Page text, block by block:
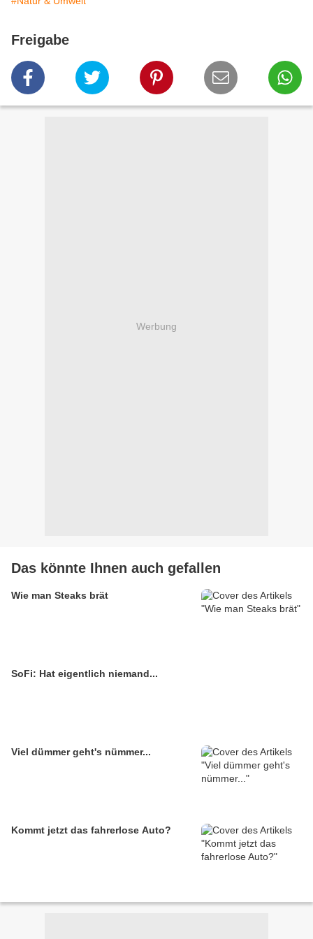
Freigabe
Werbung
Das könnte Ihnen auch gefallen
Wie man Steaks brät
SoFi: Hat eigentlich niemand...
Viel dümmer geht's nümmer...
Kommt jetzt das fahrerlose Auto?